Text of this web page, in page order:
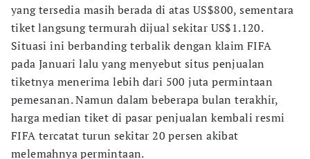
yang tersedia masih berada di atas US$800, sementara
tiket langsung termurah dijual sekitar US$1.120.
Situasi ini berbanding terbalik dengan klaim FIFA
pada Januari lalu yang menyebut situs penjualan
tiketnya menerima lebih dari 500 juta permintaan
pemesanan. Namun dalam beberapa bulan terakhir,
harga median tiket di pasar penjualan kembali resmi
FIFA tercatat turun sekitar 20 persen akibat
melemahnya permintaan.